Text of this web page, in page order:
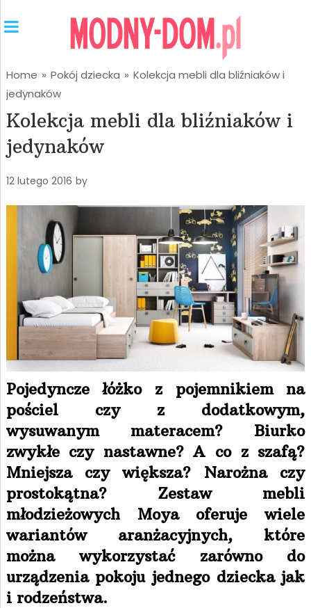
Home » Pokój dziecka » Kolekcja mebli dla bliźniaków i
jedynaków
Kolekcja mebli dla bliźniaków i
jedynaków
12 lutego 2016 by
Pojedyncze łóżko z pojemnikiem na
pościel czy z dodatkowym,
wysuwanym materacem? Biurko
zwykłe czy nastawne? A co z szafą?
Mniejsza czy większa? Narożna czy
prostokątna? Zestaw mebli
młodzieżowych Moya oferuje wiele
wariantów aranżacyjnych, które
można wykorzystać zarówno do
urządzenia pokoju jednego dziecka jak
i rodzeństwa.